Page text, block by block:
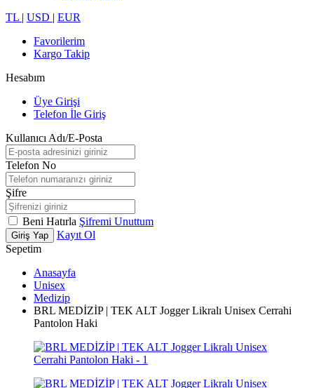
TL | USD | EUR
Favorilerim
Kargo Takip
Hesabım
Üye Girişi
Telefon İle Giriş
Kullanıcı Adı/E-Posta
Telefon No
Şifre
Beni Hatırla Şifremi Unuttum
Giriş Yap
Kayıt Ol
Sepetim
Anasayfa
Unisex
Medizip
BRL MEDİZİP | TEK ALT Jogger Likralı Unisex Cerrahi
Pantolon Haki